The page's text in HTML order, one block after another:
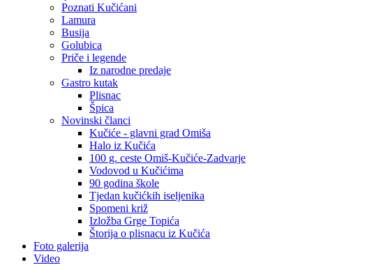
Poznati Kučićani
Lamura
Busija
Golubica
Priče i legende
Iz narodne predaje
Gastro kutak
Plisnac
Špica
Novinski članci
Kučiće - glavni grad Omiša
Halo iz Kučića
100 g. ceste Omiš-Kučiće-Zadvarje
Vodovod u Kučićima
90 godina škole
Tjedan kučićkih iseljenika
Spomeni križ
Izložba Grge Topića
Štorija o plisnacu iz Kučića
Foto galerija
Video